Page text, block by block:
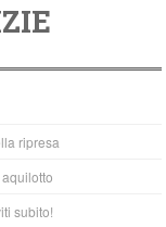
ripresa
subito!